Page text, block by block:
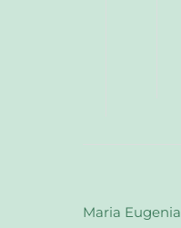
Maria Eugenia